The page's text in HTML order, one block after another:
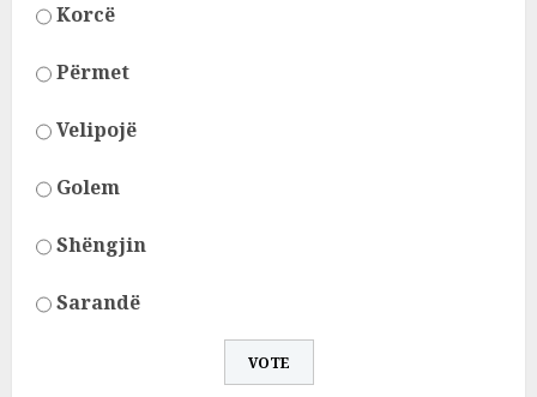
Korcë
Përmet
Velipojë
Golem
Shëngjin
Sarandë